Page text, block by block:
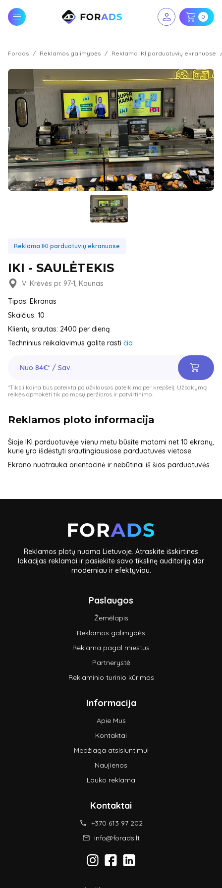
0
Forads Reklamos galimybės Reklama IKI parduotuvių ekranuose
Reklama IKI parduotuvių ekranuose
IKI - SAULĖTEKIS
V. Krėvės pr. 97-1, Kaunas
Tipas: Ekranas
Skaičius: 10
Klientų srautas: 2400 per dieną
Techninius reikalavimus galite rasti čia
Nuo 84€* / Sav.
*Tiksli kaina bus pateikta po užklausos pateikimo per krepšelį. Užsakymą
reikės apmokėti tik po mūsų peržiūros ir patvirtinimo.
Reklamos ploto informacija
Šioje IKI parduotuvėje vienu metu būsite matomi net 10 ekranų,
kurie yra išdėstyti srautingiausiose parduotuvės vietose.
Ekrano nuotrauka orientacinė ir nebūtinai iš šios parduotuvės.
Reklamos plotų nuoma Lietuvoje. Atraskite išskirtines
lokacijas reklamai ir pasiekite savo tikslinę auditoriją dar
moderniau ir efektyviau.
Paslaugos
Žemėlapis
Reklamos galimybės
Reklama pagal miestus
Partnerystė
Reklaminio turinio kūrimas
Informacija
Apie Mus
Kontaktai
Medžiaga atsisiuntimui
Naujienos
Lauko reklama
Kontaktai
+370 613 97 202
info@forads.lt